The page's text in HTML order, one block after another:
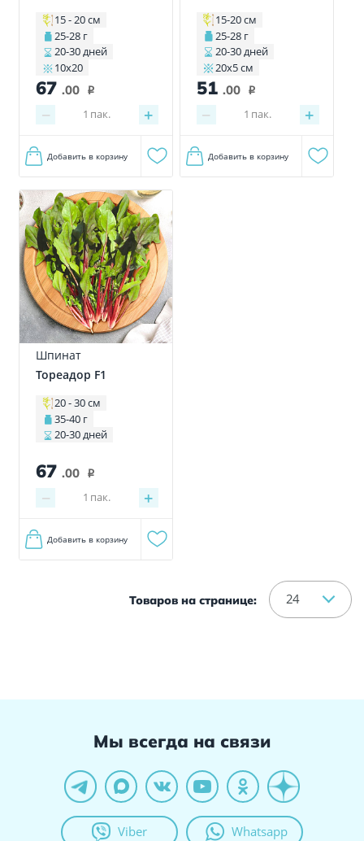
15 - 20 см
25-28 г
20-30 дней
10х20
67 .00 i
− +
1 пак.
Добавить в корзину
15-20 см
25-28 г
20-30 дней
20х5 см
51 .00 i
− +
1 пак.
Добавить в корзину
Шпинат
Тореадор F1
20 - 30 см
35-40 г
20-30 дней
67 .00 i
− +
1 пак.
Добавить в корзину
Товаров на странице: 24
Мы всегда на связи
Viber Whatsapp